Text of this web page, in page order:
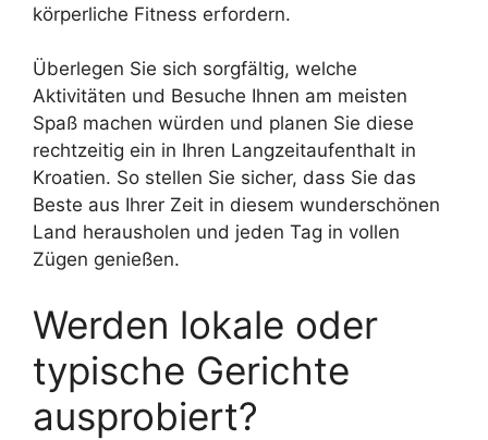
körperliche Fitness erfordern.
Überlegen Sie sich sorgfältig, welche
Aktivitäten und Besuche Ihnen am meisten
Spaß machen würden und planen Sie diese
rechtzeitig ein in Ihren Langzeitaufenthalt in
Kroatien. So stellen Sie sicher, dass Sie das
Beste aus Ihrer Zeit in diesem wunderschönen
Land herausholen und jeden Tag in vollen
Zügen genießen.
Werden lokale oder
typische Gerichte
ausprobiert?